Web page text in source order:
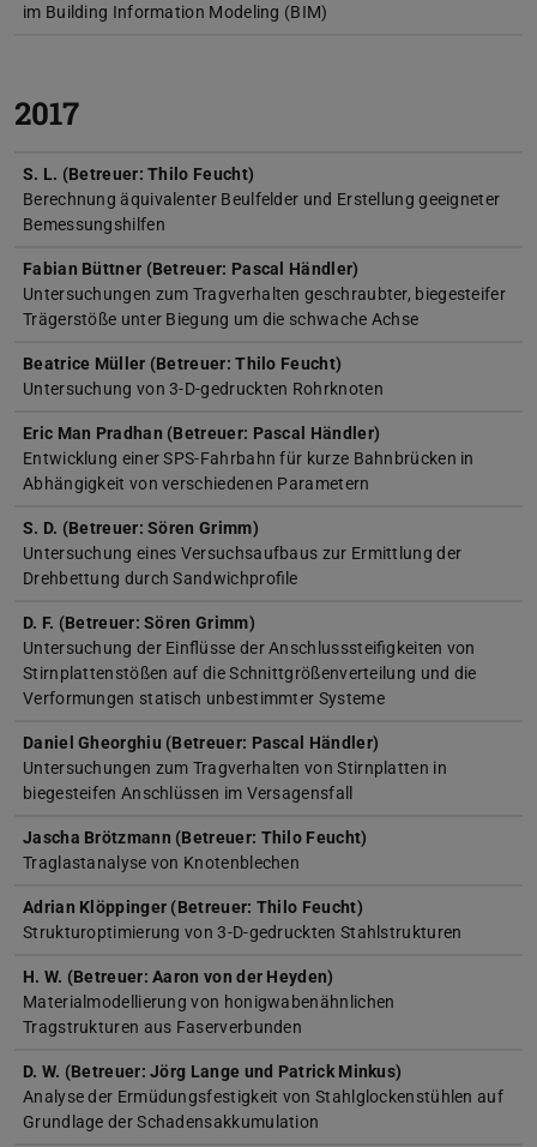
im Building Information Modeling (BIM)
2017
S. L. (Betreuer: Thilo Feucht)
Berechnung äquivalenter Beulfelder und Erstellung geeigneter
Bemessungshilfen
Fabian Büttner (Betreuer: Pascal Händler)
Untersuchungen zum Tragverhalten geschraubter, biegesteifer
Trägerstöße unter Biegung um die schwache Achse
Beatrice Müller (Betreuer: Thilo Feucht)
Untersuchung von 3-D-gedruckten Rohrknoten
Eric Man Pradhan (Betreuer: Pascal Händler)
Entwicklung einer SPS-Fahrbahn für kurze Bahnbrücken in
Abhängigkeit von verschiedenen Parametern
S. D. (Betreuer: Sören Grimm)
Untersuchung eines Versuchsaufbaus zur Ermittlung der
Drehbettung durch Sandwichprofile
D. F. (Betreuer: Sören Grimm)
Untersuchung der Einflüsse der Anschlusssteifigkeiten von
Stirnplattenstößen auf die Schnittgrößenverteilung und die
Verformungen statisch unbestimmter Systeme
Daniel Gheorghiu (Betreuer: Pascal Händler)
Untersuchungen zum Tragverhalten von Stirnplatten in
biegesteifen Anschlüssen im Versagensfall
Jascha Brötzmann (Betreuer: Thilo Feucht)
Traglastanalyse von Knotenblechen
Adrian Klöppinger (Betreuer: Thilo Feucht)
Strukturoptimierung von 3-D-gedruckten Stahlstrukturen
H. W. (Betreuer: Aaron von der Heyden)
Materialmodellierung von honigwaben­ähnlichen
Tragstrukturen aus Faserverbunden
D. W. (Betreuer: Jörg Lange und Patrick Minkus)
Analyse der Ermüdungsfestigkeit von Stahlglockenstühlen auf
Grundlage der Schadensakkumulation